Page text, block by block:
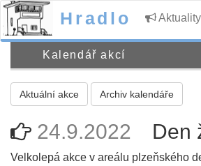
Hradlo Aktuality
Kalendář akcí
Aktuální akce Archiv kalendáře
24.9.2022 Den
Velkolepá akce v areálu plzeňského